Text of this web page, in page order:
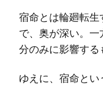
宿命とは輪廻転
で、奥が深い。
分のみに影響する
ゆえに、宿命と